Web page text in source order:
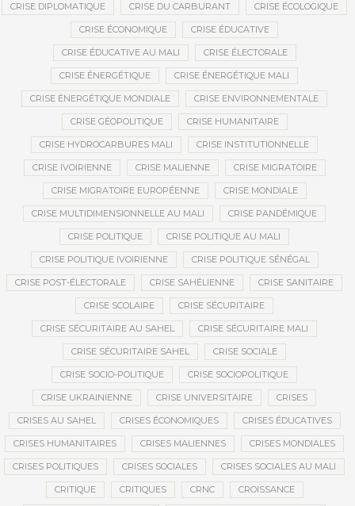
CRISE DIPLOMATIQUE CRISE DU CARBURANT CRISE ÉCOLOGIQUE
CRISE ÉCONOMIQUE CRISE ÉDUCATIVE
CRISE ÉDUCATIVE AU MALI CRISE ÉLECTORALE
CRISE ÉNERGÉTIQUE CRISE ÉNERGÉTIQUE MALI
CRISE ÉNERGÉTIQUE MONDIALE CRISE ENVIRONNEMENTALE
CRISE GÉOPOLITIQUE CRISE HUMANITAIRE
CRISE HYDROCARBURES MALI CRISE INSTITUTIONNELLE
CRISE IVOIRIENNE CRISE MALIENNE CRISE MIGRATOIRE
CRISE MIGRATOIRE EUROPÉENNE CRISE MONDIALE
CRISE MULTIDIMENSIONNELLE AU MALI CRISE PANDÉMIQUE
CRISE POLITIQUE CRISE POLITIQUE AU MALI
CRISE POLITIQUE IVOIRIENNE CRISE POLITIQUE SÉNÉGAL
CRISE POST-ÉLECTORALE CRISE SAHÉLIENNE CRISE SANITAIRE
CRISE SCOLAIRE CRISE SÉCURITAIRE
CRISE SÉCURITAIRE AU SAHEL CRISE SÉCURITAIRE MALI
CRISE SÉCURITAIRE SAHEL CRISE SOCIALE
CRISE SOCIO-POLITIQUE CRISE SOCIOPOLITIQUE
CRISE UKRAINIENNE CRISE UNIVERSITAIRE CRISES
CRISES AU SAHEL CRISES ÉCONOMIQUES CRISES ÉDUCATIVES
CRISES HUMANITAIRES CRISES MALIENNES CRISES MONDIALES
CRISES POLITIQUES CRISES SOCIALES CRISES SOCIALES AU MALI
CRITIQUE CRITIQUES CRNC CROISSANCE